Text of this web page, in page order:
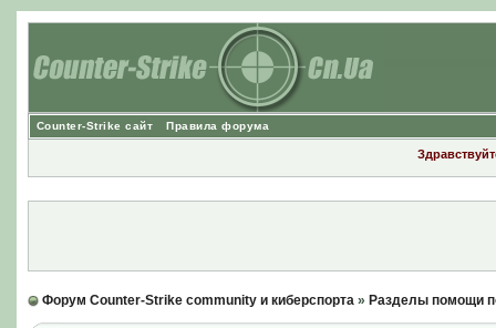
Counter-Strike сайт Правила форума
Форум Counter-Strike community и киберспорта» Разделы помощи